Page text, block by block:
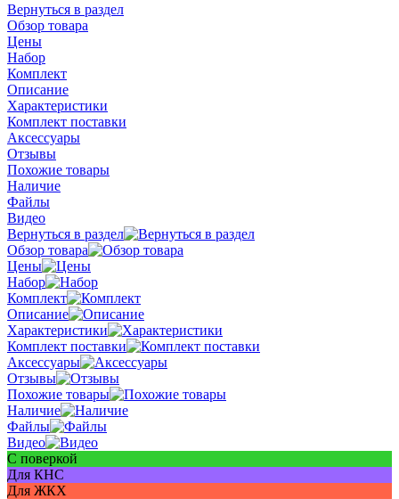
Вернуться в раздел
Обзор товара
Цены
Набор
Комплект
Описание
Характеристики
Комплект поставки
Аксессуары
Отзывы
Похожие товары
Наличие
Файлы
Видео
Вернуться в раздел
Обзор товара
Цены
Набор
Комплект
Описание
Характеристики
Комплект поставки
Аксессуары
Отзывы
Похожие товары
Наличие
Файлы
Видео
С поверкой
Для КНС
Для ЖКХ